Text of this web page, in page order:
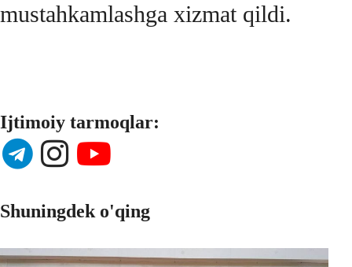
mustahkamlashga xizmat qildi.
Ijtimoiy tarmoqlar:
Shuningdek o'qing